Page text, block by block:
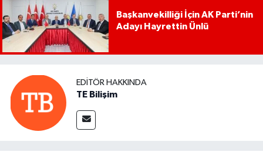
Başkanvekilliği İçin AK Parti’nin
Adayı Hayrettin Ünlü
EDITÖR HAKKINDA
TE Bilişim